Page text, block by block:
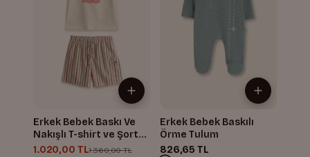
Erkek Bebek Baskı Ve
Nakışlı T-shirt ve Şort
Takım
1.020,00 TL1.360,00 TL
Erkek Bebek Baskılı
Örme Tulum
826,65 TL